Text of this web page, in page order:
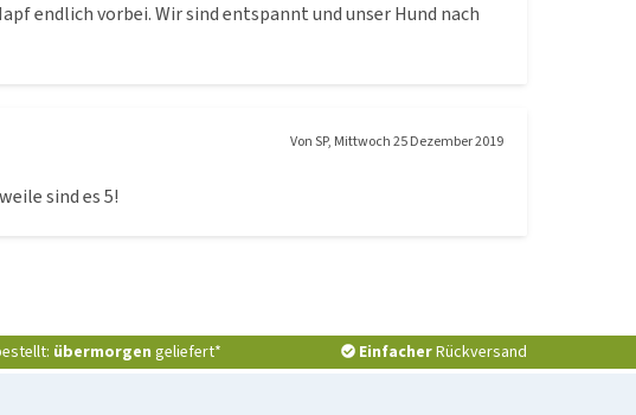
endlich vorbei. Wir sind entspannt und unser Hund nach
VonSP, Mittwoch 25 Dezember 2019
sind es 5!
übermorgen geliefert* EinfacherRückversand